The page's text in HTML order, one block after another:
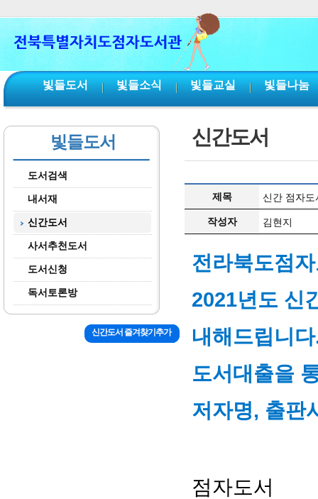
빛들도서 빛들소식 빛들교실 빛들나눔
빛들도서
도서검색
내서재
신간도서
사서추천도서
도서신청
독서토론방
신간도서
제목 신간 점자
작성자 김현지
전라북도점
2021년도 신
내해드립니
도서대출을
저자명, 출판
점자도서
신간도서 즐겨찾기추가